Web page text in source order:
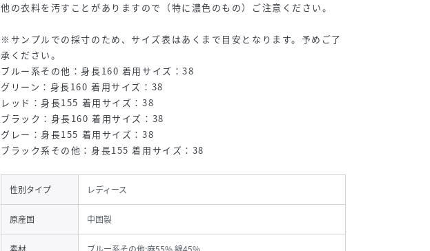
他の衣料を汚すことがありますので（特に濃色のもの）ご注意ください。
※サンプルでの採寸のため、サイズ表はあくまで目安となります。予めご了
承ください。
ブルー系その他：身長160 着用サイズ：38
グリーン：身長160 着用サイズ：38
レッド：身長155 着用サイズ：38
ブラック：身長160 着用サイズ：38
グレー：身長155 着用サイズ：38
ブラック系その他：身長155 着用サイズ：38
性別タイプ レディース
原産国 中国製